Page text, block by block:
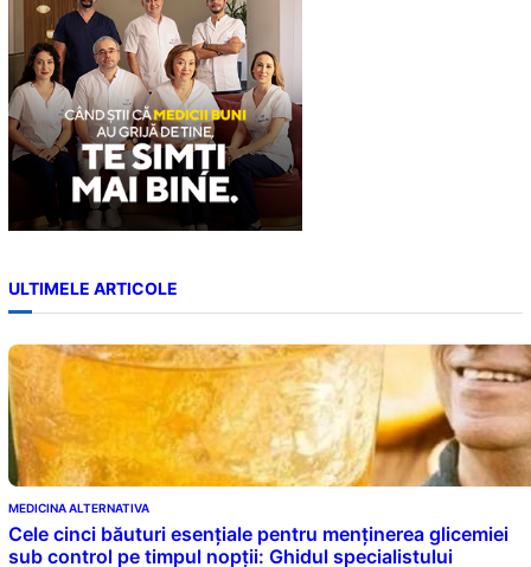
ULTIMELE ARTICOLE
MEDICINA ALTERNATIVA
Cele cinci băuturi esențiale pentru menținerea glicemiei
sub control pe timpul nopții: Ghidul specialistului